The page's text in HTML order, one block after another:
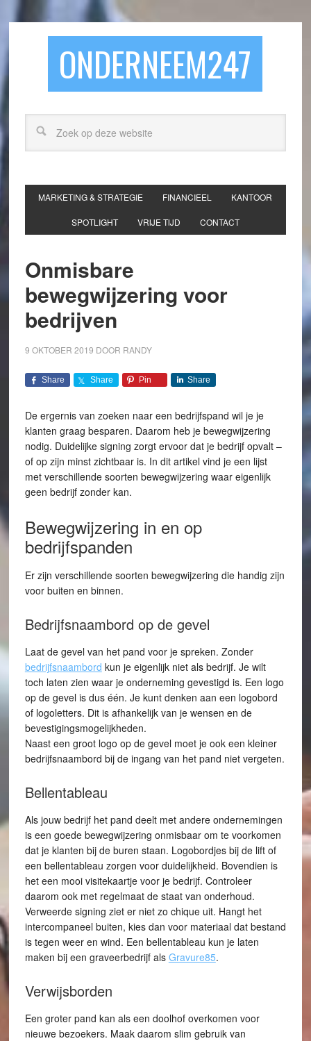
ONDERNEEM247
MARKETING & STRATEGIE FINANCIEEL KANTOOR
SPOTLIGHT VRIJE TIJD CONTACT
Onmisbare
bewegwijzering voor
bedrijven
9 OKTOBER 2019 DOOR RANDY
Share Share Pin Share
De ergernis van zoeken naar een bedrijfspand wil je je
klanten graag besparen. Daarom heb je bewegwijzering
nodig. Duidelijke signing zorgt ervoor dat je bedrijf opvalt –
of op zijn minst zichtbaar is. In dit artikel vind je een lijst
met verschillende soorten bewegwijzering waar eigenlijk
geen bedrijf zonder kan.
Bewegwijzering in en op
bedrijfspanden
Er zijn verschillende soorten bewegwijzering die handig zijn
voor buiten en binnen.
Bedrijfsnaambord op de gevel
Laat de gevel van het pand voor je spreken. Zonder
bedrijfsnaambord kun je eigenlijk niet als bedrijf. Je wilt
toch laten zien waar je onderneming gevestigd is. Een logo
op de gevel is dus één. Je kunt denken aan een logobord
of logoletters. Dit is afhankelijk van je wensen en de
bevestigingsmogelijkheden.
Naast een groot logo op de gevel moet je ook een kleiner
bedrijfsnaambord bij de ingang van het pand niet vergeten.
Bellentableau
Als jouw bedrijf het pand deelt met andere ondernemingen
is een goede bewegwijzering onmisbaar om te voorkomen
dat je klanten bij de buren staan. Logobordjes bij de lift of
een bellentableau zorgen voor duidelijkheid. Bovendien is
het een mooi visitekaartje voor je bedrijf. Controleer
daarom ook met regelmaat de staat van onderhoud.
Verweerde signing ziet er niet zo chique uit. Hangt het
intercompaneel buiten, kies dan voor materiaal dat bestand
is tegen weer en wind. Een bellentableau kun je laten
maken bij een graveerbedrijf als Gravure85.
Verwijsborden
Een groter pand kan als een doolhof overkomen voor
nieuwe bezoekers. Maak daarom slim gebruik van